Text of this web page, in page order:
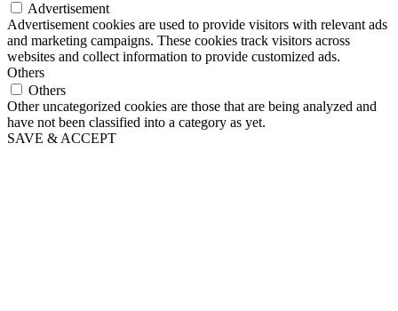
Advertisement
Advertisement cookies are used to provide visitors with relevant ads
and marketing campaigns. These cookies track visitors across
websites and collect information to provide customized ads.
Others
Others
Other uncategorized cookies are those that are being analyzed and
have not been classified into a category as yet.
SAVE & ACCEPT